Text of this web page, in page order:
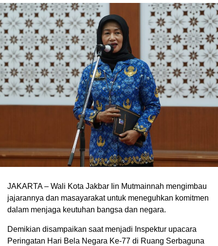
JAKARTA – Wali Kota Jakbar Iin Mutmainnah mengimbau
jajarannya dan masayarakat untuk meneguhkan komitmen
dalam menjaga keutuhan bangsa dan negara.
Demikian disampaikan saat menjadi Inspektur upacara
Peringatan Hari Bela Negara Ke-77 di Ruang Serbaguna